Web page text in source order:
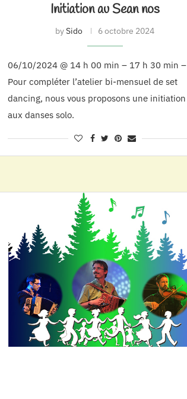
Initiation au Sean nos
bySido 6 octobre 2024
06/10/2024 @ 14 h 00 min – 17 h 30 min –
Pour compléter l’atelier bi-mensuel de set
dancing, nous vous proposons une initiation
aux danses solo.